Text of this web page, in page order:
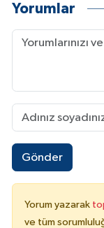
Yorumlar
Gönder
Yorum yazarak
ve tüm